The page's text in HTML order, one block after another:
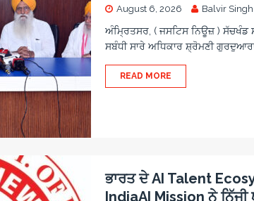
August 6, 2026 Balvir Singh
ਅੰਮ੍ਰਿਤਸਰ, ( ਜਸਟਿਸ ਨਿਊਜ਼ ) ਸੱਚਖੰਡ
ਸਬੰਧੀ ਸਾਰੇ ਅਧਿਕਾਰ ਸ਼੍ਰੋਮਣੀ
READ MORE
ਭਾਰਤ ਦੇ AI Talent
IndiaAI Mission ਨੇ ਨਿੱਜੀ